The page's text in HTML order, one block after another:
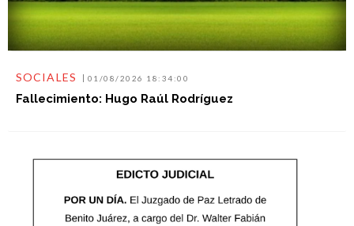
SOCIALES 01/08/2026 18:34:00
Fallecimiento: Hugo Raúl Rodríguez